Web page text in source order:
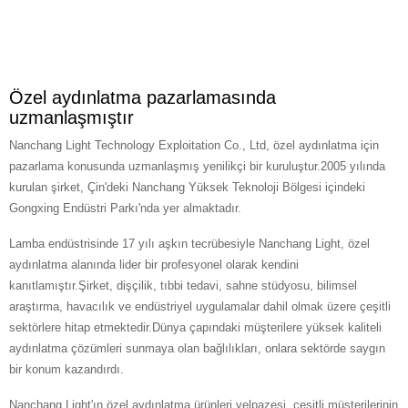
Özel aydınlatma pazarlamasında
uzmanlaşmıştır
Nanchang Light Technology Exploitation Co., Ltd, özel aydınlatma için
pazarlama konusunda uzmanlaşmış yenilikçi bir kuruluştur.2005 yılında
kurulan şirket, Çin'deki Nanchang Yüksek Teknoloji Bölgesi içindeki
Gongxing Endüstri Parkı'nda yer almaktadır.
Lamba endüstrisinde 17 yılı aşkın tecrübesiyle Nanchang Light, özel
aydınlatma alanında lider bir profesyonel olarak kendini
kanıtlamıştır.Şirket, dişçilik, tıbbi tedavi, sahne stüdyosu, bilimsel
araştırma, havacılık ve endüstriyel uygulamalar dahil olmak üzere çeşitli
sektörlere hitap etmektedir.Dünya çapındaki müşterilere yüksek kaliteli
aydınlatma çözümleri sunmaya olan bağlılıkları, onlara sektörde saygın
bir konum kazandırdı.
Nanchang Light'ın özel aydınlatma ürünleri yelpazesi, çeşitli müşterilerinin